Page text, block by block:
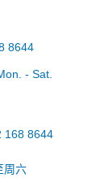
8644
- Sat.
168 8644
周六